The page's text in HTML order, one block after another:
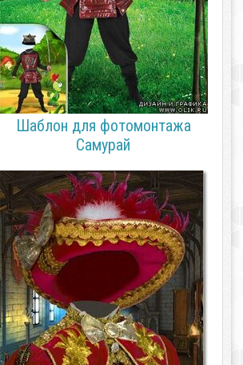
Шаблон для фотомонтажа
Самурай